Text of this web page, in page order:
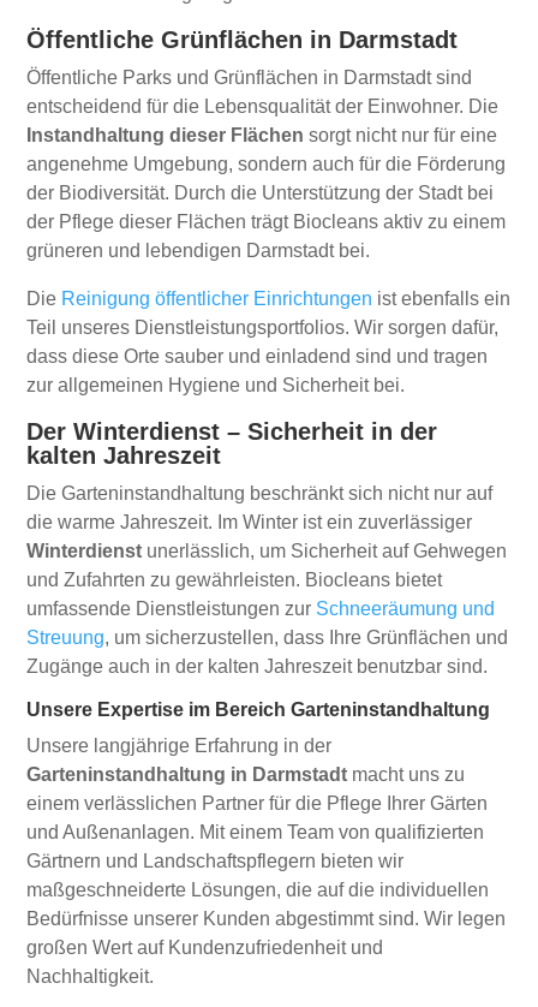
Öffentliche Grünflächen in Darmstadt
Öffentliche Parks und Grünflächen in Darmstadt sind
entscheidend für die Lebensqualität der Einwohner. Die
Instandhaltung dieser Flächen sorgt nicht nur für eine
angenehme Umgebung, sondern auch für die Förderung
der Biodiversität. Durch die Unterstützung der Stadt bei
der Pflege dieser Flächen trägt Biocleans aktiv zu einem
grüneren und lebendigen Darmstadt bei.
Die Reinigung öffentlicher Einrichtungen ist ebenfalls ein
Teil unseres Dienstleistungsportfolios. Wir sorgen dafür,
dass diese Orte sauber und einladend sind und tragen
zur allgemeinen Hygiene und Sicherheit bei.
Der Winterdienst – Sicherheit in der
kalten Jahreszeit
Die Garteninstandhaltung beschränkt sich nicht nur auf
die warme Jahreszeit. Im Winter ist ein zuverlässiger
Winterdienst unerlässlich, um Sicherheit auf Gehwegen
und Zufahrten zu gewährleisten. Biocleans bietet
umfassende Dienstleistungen zur Schneeräumung und
Streuung, um sicherzustellen, dass Ihre Grünflächen und
Zugänge auch in der kalten Jahreszeit benutzbar sind.
Unsere Expertise im Bereich Garteninstandhaltung
Unsere langjährige Erfahrung in der
Garteninstandhaltung in Darmstadt macht uns zu
einem verlässlichen Partner für die Pflege Ihrer Gärten
und Außenanlagen. Mit einem Team von qualifizierten
Gärtnern und Landschaftspflegern bieten wir
maßgeschneiderte Lösungen, die auf die individuellen
Bedürfnisse unserer Kunden abgestimmt sind. Wir legen
großen Wert auf Kundenzufriedenheit und
Nachhaltigkeit.